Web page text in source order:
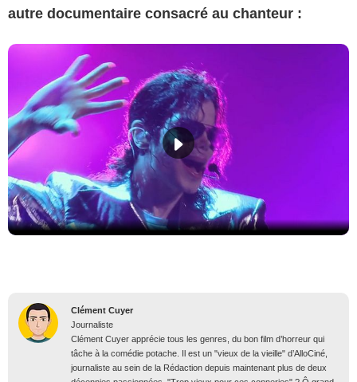
autre documentaire consacré au chanteur :
Clément Cuyer
Journaliste
Clément Cuyer apprécie tous les genres, du bon film d’horreur qui
tâche à la comédie potache. Il est un "vieux de la vieille" d’AlloCiné,
journaliste au sein de la Rédaction depuis maintenant plus de deux